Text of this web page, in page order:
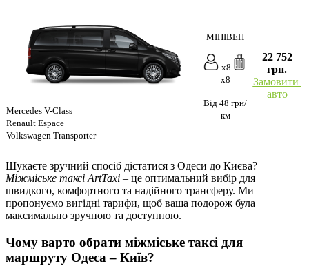
Mercedes V-Class
Renault Espace
Volkswagen Transporter
МІНІВЕН
x8
x8
Від 48 грн/
км
22 752
грн.
Замовити
авто
Шукаєте зручний спосіб дістатися з Одеси до Києва?
Міжміське таксі ArtTaxi – це оптимальний вибір для
швидкого, комфортного та надійного трансферу. Ми
пропонуємо вигідні тарифи, щоб ваша подорож була
максимально зручною та доступною.
Чому варто обрати міжміське таксі для
маршруту Одеса – Київ?